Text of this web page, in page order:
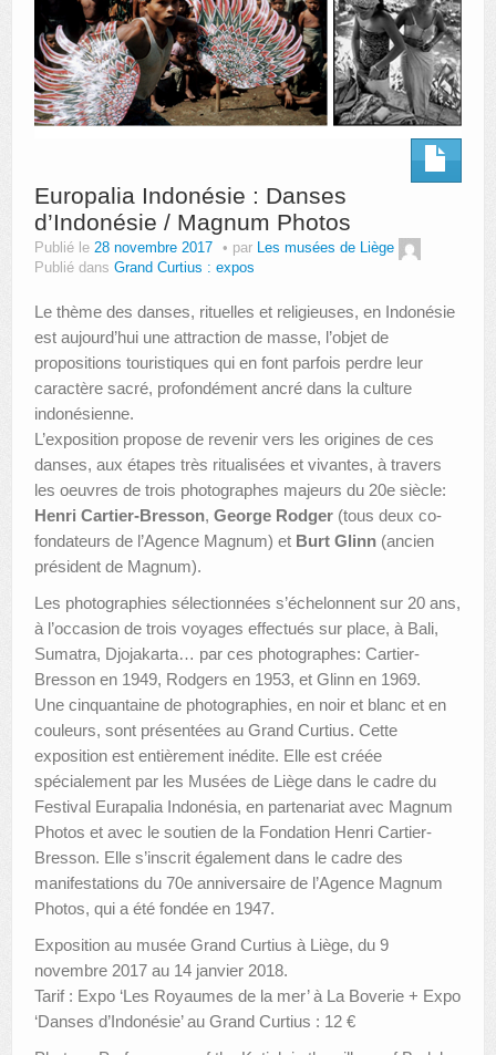
Europalia Indonésie : Danses
d’Indonésie / Magnum Photos
Publié le 28 novembre 2017 par Les musées de Liège
Publié dans Grand Curtius : expos
Le thème des danses, rituelles et religieuses, en Indonésie
est aujourd’hui une attraction de masse, l’objet de
propositions touristiques qui en font parfois perdre leur
caractère sacré, profondément ancré dans la culture
indonésienne.
L’exposition propose de revenir vers les origines de ces
danses, aux étapes très ritualisées et vivantes, à travers
les oeuvres de trois photographes majeurs du 20e siècle:
Henri Cartier-Bresson, George Rodger (tous deux co-
fondateurs de l’Agence Magnum) et Burt Glinn (ancien
président de Magnum).
Les photographies sélectionnées s’échelonnent sur 20 ans,
à l’occasion de trois voyages effectués sur place, à Bali,
Sumatra, Djojakarta… par ces photographes: Cartier-
Bresson en 1949, Rodgers en 1953, et Glinn en 1969.
Une cinquantaine de photographies, en noir et blanc et en
couleurs, sont présentées au Grand Curtius. Cette
exposition est entièrement inédite. Elle est créée
spécialement par les Musées de Liège dans le cadre du
Festival Eurapalia Indonésia, en partenariat avec Magnum
Photos et avec le soutien de la Fondation Henri Cartier-
Bresson. Elle s’inscrit également dans le cadre des
manifestations du 70e anniversaire de l’Agence Magnum
Photos, qui a été fondée en 1947.
Exposition au musée Grand Curtius à Liège, du 9
novembre 2017 au 14 janvier 2018.
Tarif : Expo ‘Les Royaumes de la mer’ à La Boverie + Expo
‘Danses d’Indonésie’ au Grand Curtius : 12 €